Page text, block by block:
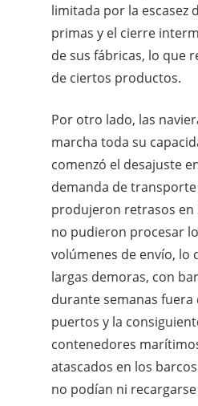
limitada por la escasez
primas y el cierre
de sus fábricas, lo que
de ciertos productos.
Por otro lado, las
marcha toda su
comenzó el desajuste
demanda de
produjeron retrasos en
no pudieron procesar
volúmenes de envío, lo
largas demoras, con
durante semanas fuera
puertos y la
contenedores
atascados en los
no podían ni